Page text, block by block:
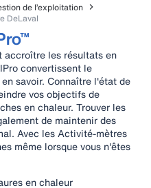
de l’exploitation
DeLaval
accroître les résultats en
convertissent le
savoir. Connaître l'état de
vos objectifs de
en chaleur. Trouver les
de maintenir des
Avec les Activité-mètres
même lorsque vous n'êtes
en chaleur